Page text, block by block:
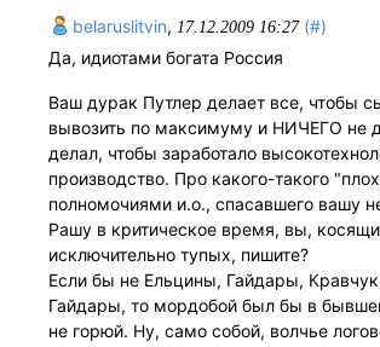
belaruslitvin, 17.12.2009 16:27 (#)
Да, идиотами богата Россия
Ваш дурак Путлер делает все, чтобы
вывозить по максимуму и НИЧЕГО не
делал, чтобы заработало
производство. Про какого-такого
полномочиями и.о., спасавшего вашу
Рашу в критическое время, вы,
исключительно тупых, пишите?
Если бы не Ельцины, Гайдары,
Гайдары, то мордобой был бы в
не горюй. Ну, само собой, волчье